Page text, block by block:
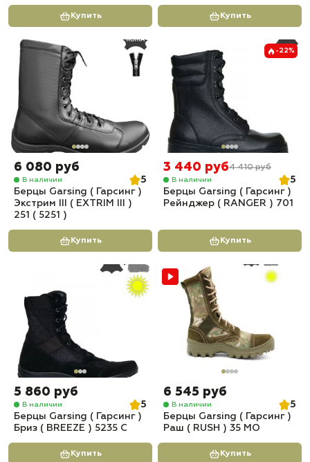
Купить Купить
6 080 руб
В наличии
5
Берцы Garsing ( Гарсинг )
Экстрим III ( EXTRIM III )
251 ( 5251 )
Купить
-22%
3 440 руб4 410 руб
В наличии
5
Берцы Garsing ( Гарсинг )
Рейнджер ( RANGER ) 701
Купить
5 860 руб
В наличии
5
Берцы Garsing ( Гарсинг )
Бриз ( BREEZE ) 5235 С
Купить
6 545 руб
В наличии
5
Берцы Garsing ( Гарсинг )
Раш ( RUSH ) 35 МО
Купить